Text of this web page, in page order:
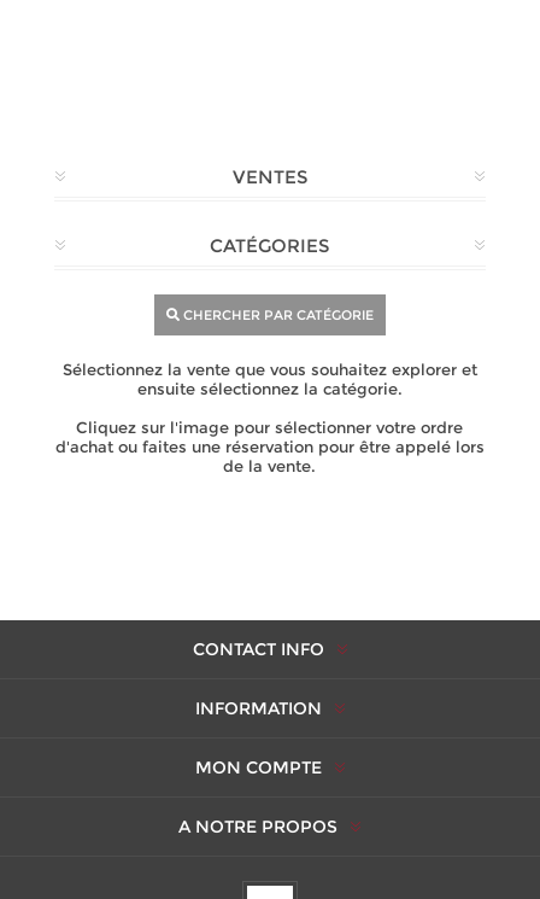
VENTES
CATÉGORIES
CHERCHER PAR CATÉGORIE
Sélectionnez la vente que vous souhaitez explorer et
ensuite sélectionnez la catégorie.
Cliquez sur l'image pour sélectionner votre ordre
d'achat ou faites une réservation pour être appelé lors
de la vente.
CONTACT INFO
INFORMATION
MON COMPTE
A NOTRE PROPOS